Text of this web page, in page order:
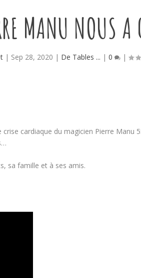
MANU NOUS A
| Sep 28, 2020 | De Tables ... |0 |
cardiaque du magicien Pierre Manu
sa famille et à ses amis.